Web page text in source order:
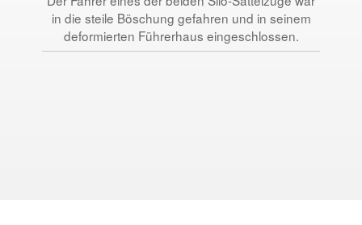
in die steile Böschung gefahren und in seinem
deformierten Führerhaus eingeschlossen.